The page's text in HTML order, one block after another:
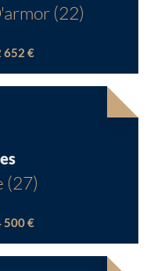
(22)
652 €
(27)
500 €